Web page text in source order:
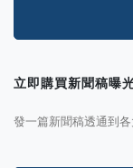
立即購買新聞稿曝
發一篇新聞稿透通到